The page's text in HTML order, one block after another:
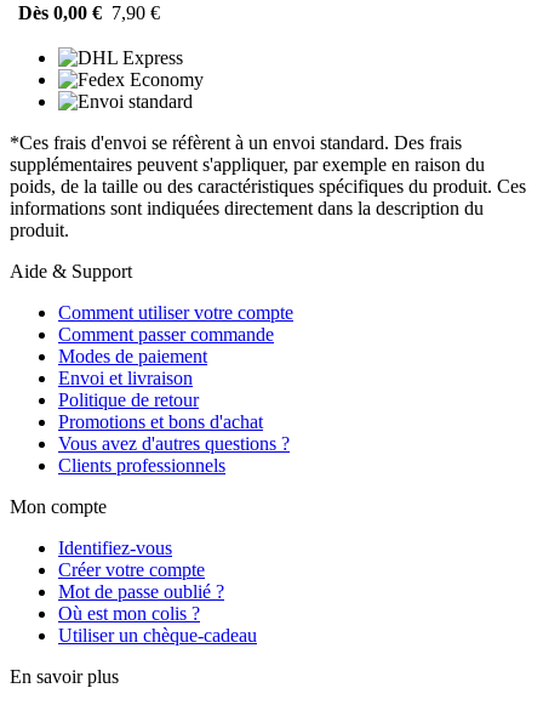
Dès 0,00 € 7,90 €
*Ces frais d'envoi se réfèrent à un envoi standard. Des frais
supplémentaires peuvent s'appliquer, par exemple en raison du
poids, de la taille ou des caractéristiques spécifiques du produit. Ces
informations sont indiquées directement dans la description du
produit.
Aide & Support
Comment utiliser votre compte
Comment passer commande
Modes de paiement
Envoi et livraison
Politique de retour
Promotions et bons d'achat
Vous avez d'autres questions ?
Clients professionnels
Mon compte
Identifiez-vous
Créer votre compte
Mot de passe oublié ?
Où est mon colis ?
Utiliser un chèque-cadeau
En savoir plus